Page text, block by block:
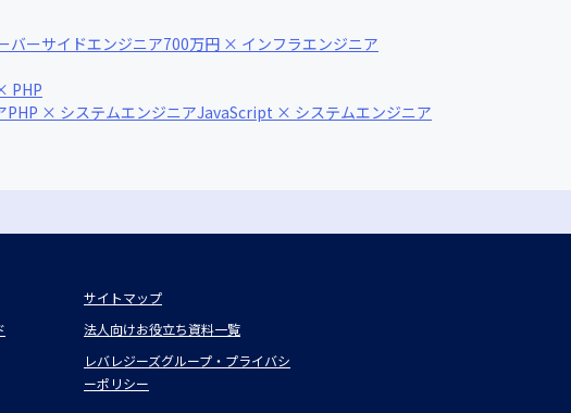
バーサイドエンジニア700万円 × インフラエンジニア
PHP
PHP × システムエンジニアJavaScript × システムエンジニア
サイトマップ
法人向けお役立ち資料一覧
レバレジーズグループ・プライバシ
ーポリシー